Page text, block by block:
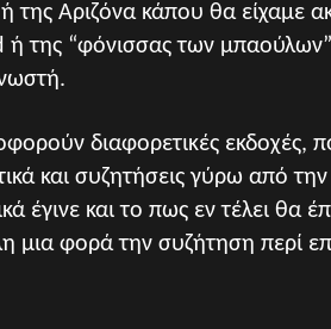
της Αριζόνα κάπου θα είχαμε
ή της “φόνισσας των μπαούλων”
διαφορετικές εκδοχές,
και συζητήσεις γύρω από την
έγινε και το πως εν τέλει θα
μια φορά την συζήτηση περί